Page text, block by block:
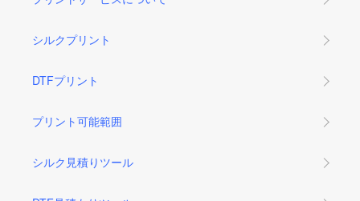
シルクプリント
DTFプリント
プリント可能範囲
シルク見積りツール